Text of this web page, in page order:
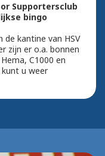
Supportersclub
bingo
de kantine van HSV
zijn er o.a. bonnen
C1000 en
kunt u weer